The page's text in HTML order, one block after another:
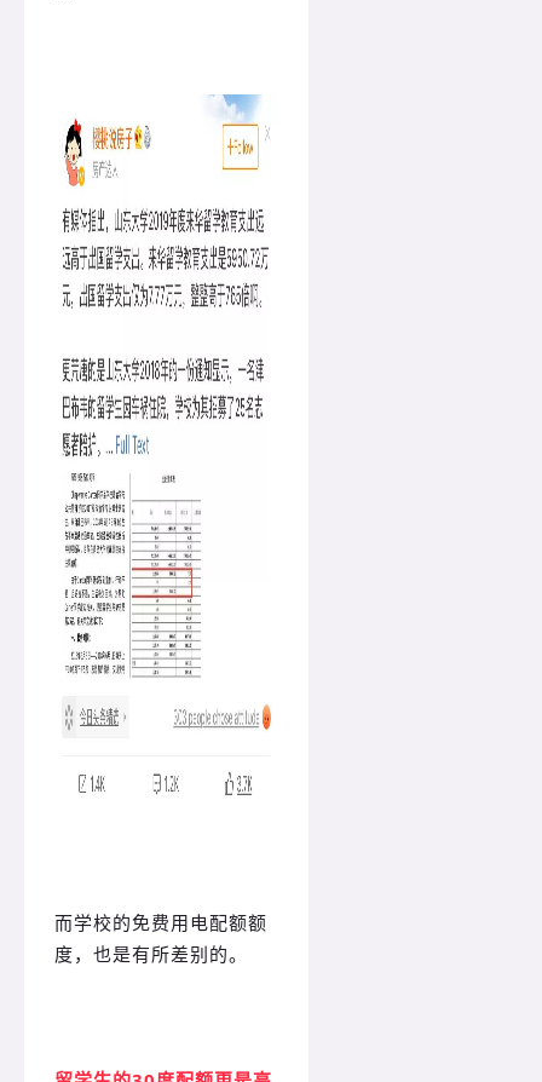
而学校的免费用电配额额
度，也是有所差别的。